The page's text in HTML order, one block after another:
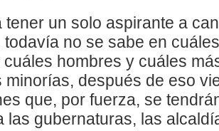
tener un solo aspirante a
todavía no se sabe en
cuáles hombres y cuáles
minorías, después de eso
que, por fuerza, se
las gubernaturas, las